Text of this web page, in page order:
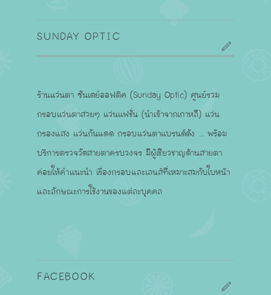
SUNDAY OPTIC
ร้านแว่นตา ซันเดย์ออฟติค (Sunday Optic) ศูนย์รวม
กรอบแว่นตาสวยๆ แว่นแฟชั่น (นำเข้าจากเกาหลี) แว่น
กรองแสง แว่นกันแดด กรอบแว่นตาแบรนด์ดัง ... พร้อม
บริการตรวจวัดสายตาครบวงจร มีผู้เชียวชาญด้านสายตา
ค่อยให้คำแนะนำ เรื่องกรอบและเลนส์ที่เหมาะสมกับใบหน้า
และลักษณะการใช้งานของแต่ละบุคคล
FACEBOOK